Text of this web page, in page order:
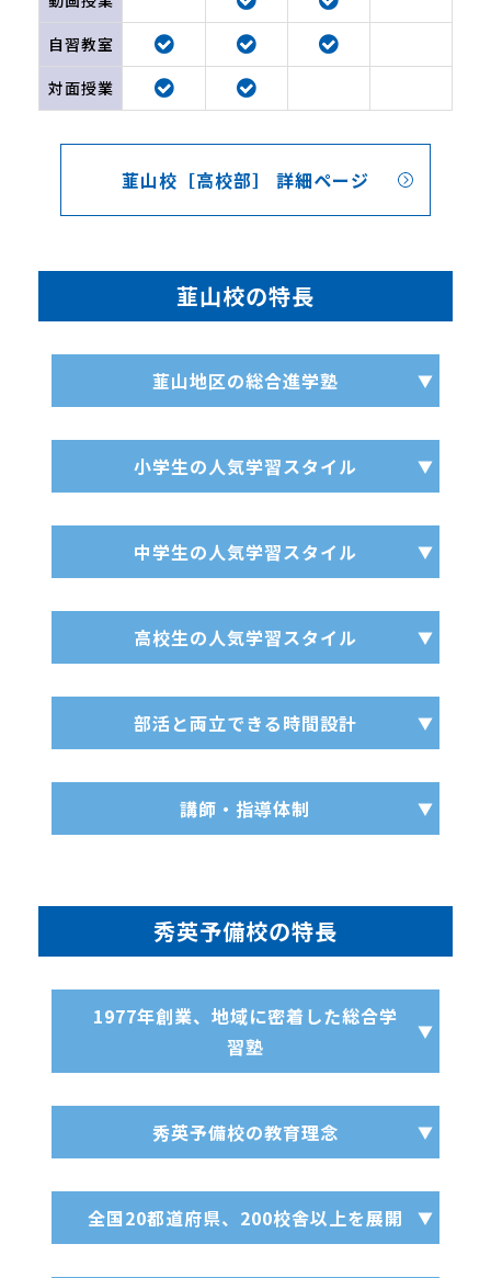
自習教室
対面授業
韮山校［高校部］ 詳細ページ
韮山校の特長
韮山地区の総合進学塾
小学生の人気学習スタイル
中学生の人気学習スタイル
高校生の人気学習スタイル
部活と両立できる時間設計
講師・指導体制
秀英予備校の特長
1977年創業、地域に密着した総合学
習塾
秀英予備校の教育理念
全国20都道府県、200校舎以上を展開